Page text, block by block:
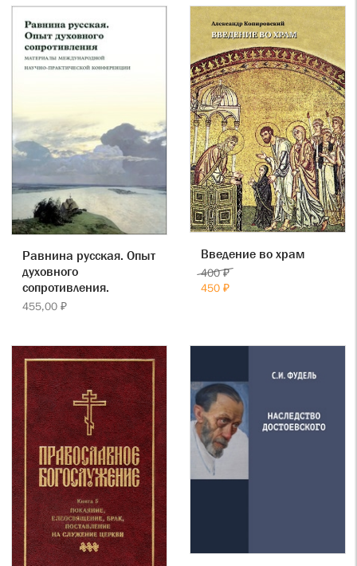
Равнина русская. Опыт
духовного
сопротивления.
455,00 ₽
Введение во храм
400 ₽
450 ₽